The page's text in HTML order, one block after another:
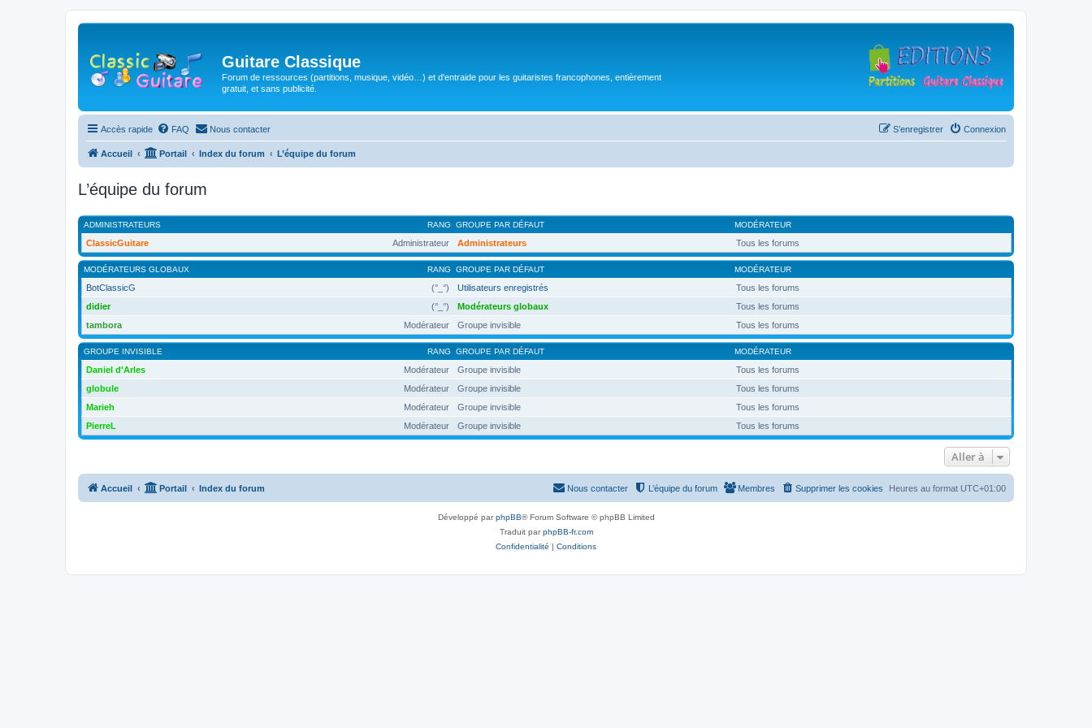
Guitare Classique
Forum de ressources (partitions, musique, vidéo…) et d'entraide pour les guitaristes francophones, entièrement
gratuit, et sans publicité.
Accès rapide FAQ Nous contacter Connexion
S’enregistrer
Accueil Portail Index du forum L’équipe du forum
L’équipe du forum
RANG
ADMINISTRATEURS GROUPE PAR DÉFAUT MODÉRATEUR
Administrateur
ClassicGuitare Administrateurs Tous les forums
RANG
MODÉRATEURS GLOBAUX GROUPE PAR DÉFAUT MODÉRATEUR
(°_°)
BotClassicG Utilisateurs enregistrés
Tous les forums
(°_°)
didier Modérateurs globaux
Tous les forums
Modérateur
tambora Groupe invisible Tous les forums
RANG
GROUPE INVISIBLE GROUPE PAR DÉFAUT MODÉRATEUR
Modérateur
Daniel d'Arles Groupe invisible
Tous les forums
Modérateur
globule Groupe invisible
Tous les forums
Modérateur
Marieh Groupe invisible
Tous les forums
Modérateur
PierreL Groupe invisible Tous les forums
Aller à
Accueil Portail Index du forum Heures au format UTC+01:00
Supprimer les cookies
Membres
L’équipe du forum
Nous contacter
Développé parphpBB® Forum Software © phpBB Limited
Traduit parphpBB-fr.com
Confidentialité | Conditions